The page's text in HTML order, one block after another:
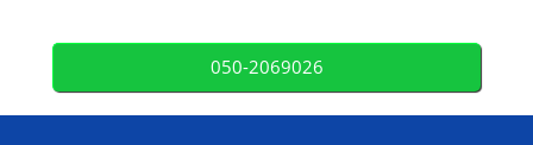
050-2069026